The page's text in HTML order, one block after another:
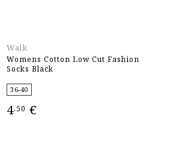
Walk
Womens Cotton Low Cut Fashion
Socks Black
36-40
4,50 €